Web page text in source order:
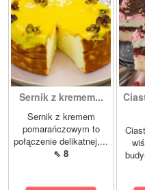
Sernik z kremem...
Sernik z kremem
pomarańczowym to
połączenie delikatnej,...
⇖ 8